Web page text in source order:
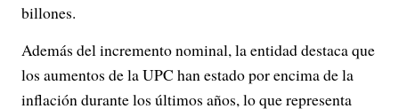
billones.
Además del incremento nominal, la entidad destaca que
los aumentos de la UPC han estado por encima de la
inflación durante los últimos años, lo que representa